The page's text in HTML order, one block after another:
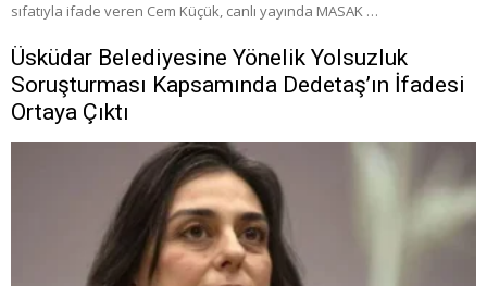
sıfatıyla ifade veren Cem Küçük, canlı yayında MASAK …
Üsküdar Belediyesine Yönelik Yolsuzluk
Soruşturması Kapsamında Dedetaş’ın İfadesi
Ortaya Çıktı